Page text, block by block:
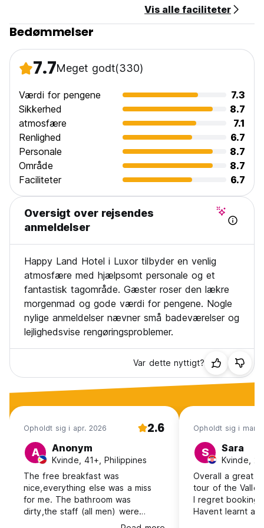
Happy Land Hotel politikker og betingelser:
Afbestillingsregler: 24 timer før ankomst.
Check ind fra kl. 09.00 til 23.00.
Skatter inkluderet.
Generel:
24 timers reception.
Intet udgangsforbud. (Auto-translated from original
language)
Vis alle faciliteter
Bedømmelser
7.7Meget godt(330)
Værdi for pengene
7.3
Sikkerhed
8.7
atmosfære
7.1
Renlighed
6.7
Personale
8.7
Område
8.7
Faciliteter
6.7
Oversigt over rejsendes
anmeldelser
Happy Land Hotel i Luxor tilbyder en venlig
atmosfære med hjælpsomt personale og et
fantastisk tagområde. Gæster roser den lækre
morgenmad og gode værdi for pengene. Nogle
nylige anmeldelser nævner små badeværelser og
lejlighedsvise rengøringsproblemer.
Var dette nyttigt?
Opholdt sig i apr. 2026 2.6
A Anonym
Kvinde, 41+, Philippines
The free breakfast was
nice,everything else was a miss
for me. The bathroom was
dirty,the staff (all men) were
talking out loud till late at night
Opholdt sig i mar.
S Sara
Kvinde,
Overall a great
tour of the
I regret booking
Havent learnt